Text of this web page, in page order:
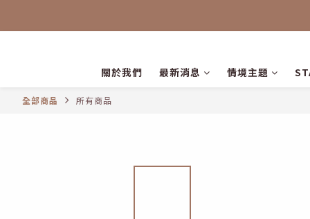
關於我們 最新消息 情境主題
全部商品 所有商品